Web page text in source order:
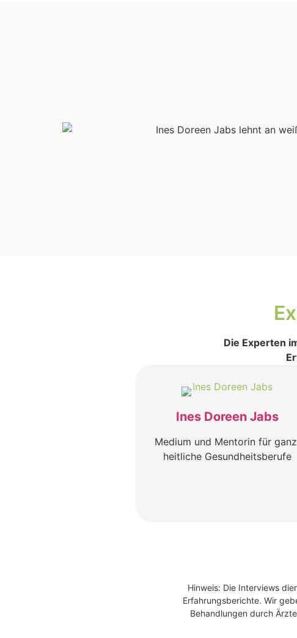
Die Exper­ten
Ines Doreen Jabs
Medi­um und Men­to­rin für
heit­li­che Gesund­heits­be­ru­fe
Hinweis: Die Interviews
Erfahrungsberichte. Wir
Behandlungen durch